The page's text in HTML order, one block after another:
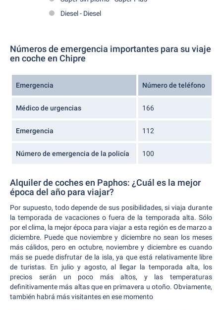
Diesel - Diesel
Números de emergencia importantes para su viaje
en coche en Chipre
Emergencia Número de teléfono
Médico de urgencias 166
Emergencia 112
Número de emergencia de la policía 100
Alquiler de coches en Paphos: ¿Cuál es la mejor
época del año para viajar?
Por supuesto, todo depende de sus posibilidades, si viaja durante
la temporada de vacaciones o fuera de la temporada alta. Sólo
por el clima, la mejor época para viajar a esta región es de marzo a
diciembre. Puede que noviembre y diciembre no sean los meses
más cálidos, pero en octubre, noviembre y diciembre es cuando
más se puede disfrutar de la isla, ya que está relativamente libre
de turistas. En julio y agosto, al llegar la temporada alta, los
precios serán un poco más altos, y las temperaturas
definitivamente más altas que en primavera u otoño. Obviamente,
también habrá más visitantes en ese momento